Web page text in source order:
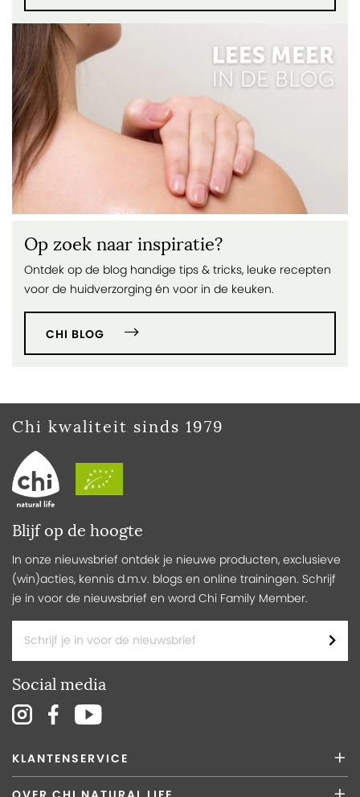
Op zoek naar inspiratie?
Ontdek op de blog handige tips & tricks, leuke recepten
voor de huidverzorging én voor in de keuken.
CHI BLOG
Blijf op de hoogte
In onze nieuwsbrief ontdek je nieuwe producten, exclusieve
(win)acties, kennis d.m.v. blogs en online trainingen. Schrijf
je in voor de nieuwsbrief en word Chi Family Member.
Social media
Chi kwaliteit sinds 1979
KLANTENSERVICE